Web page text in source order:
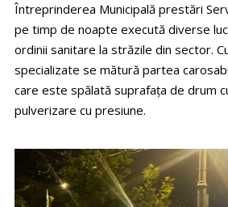
Întreprinderea Municipală prestări
pe timp de noapte execută diverse
ordinii sanitare la străzile din sector.
specializate se mătură partea
care este spălată suprafața de drum
pulverizare cu presiune.